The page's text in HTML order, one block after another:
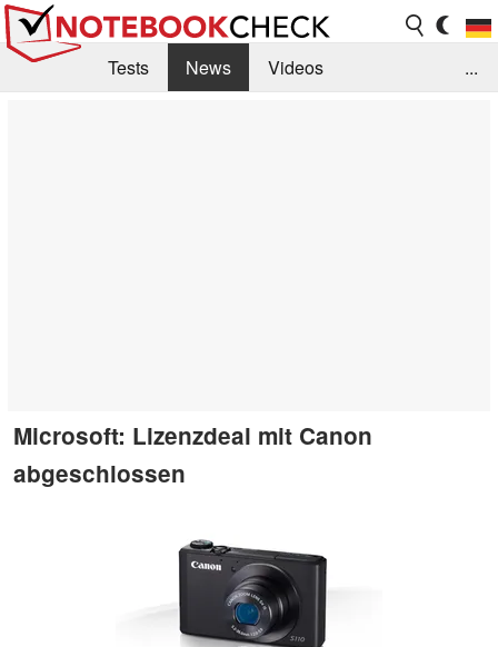
Tests News
Videos
...
Microsoft: Lizenzdeal mit Canon
abgeschlossen